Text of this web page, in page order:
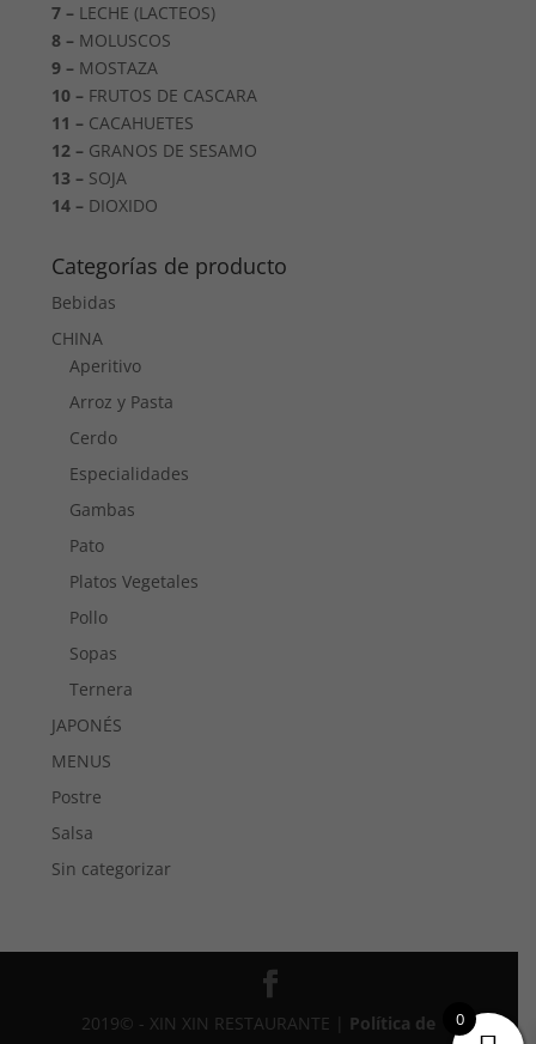
7 – LECHE (LACTEOS)
8 – MOLUSCOS
9 – MOSTAZA
10 – FRUTOS DE CASCARA
11 – CACAHUETES
12 – GRANOS DE SESAMO
13 – SOJA
14 – DIOXIDO
Categorías de producto
Bebidas
CHINA
Aperitivo
Arroz y Pasta
Cerdo
Especialidades
Gambas
Pato
Platos Vegetales
Pollo
Sopas
Ternera
JAPONÉS
MENUS
Postre
Salsa
Sin categorizar
2019© - XIN XIN RESTAURANTE
Política de
0